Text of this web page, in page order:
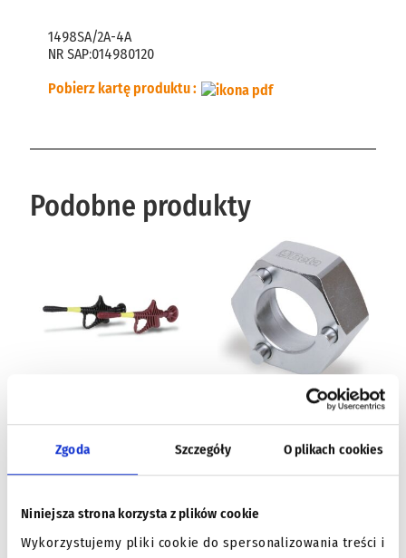
Zgoda Szczegóły O plikach cookies
Niniejsza strona korzysta z plików cookie
Wykorzystujemy pliki cookie do spersonalizowania treści i
1498SA/2A-4A
NR SAP:014980120
Pobierz kartę produktu :
Podobne produkty
komplet 2 sztuki Beta –
Dowiedz się więcej
śruby mocującej koło